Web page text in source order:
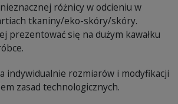
różnicy w odcieniu w
tkaniny/eko-skóry/skóry.
prezentować się na dużym kawałku
indywidualnie rozmiarów i modyfikacji
zasad technologicznych.